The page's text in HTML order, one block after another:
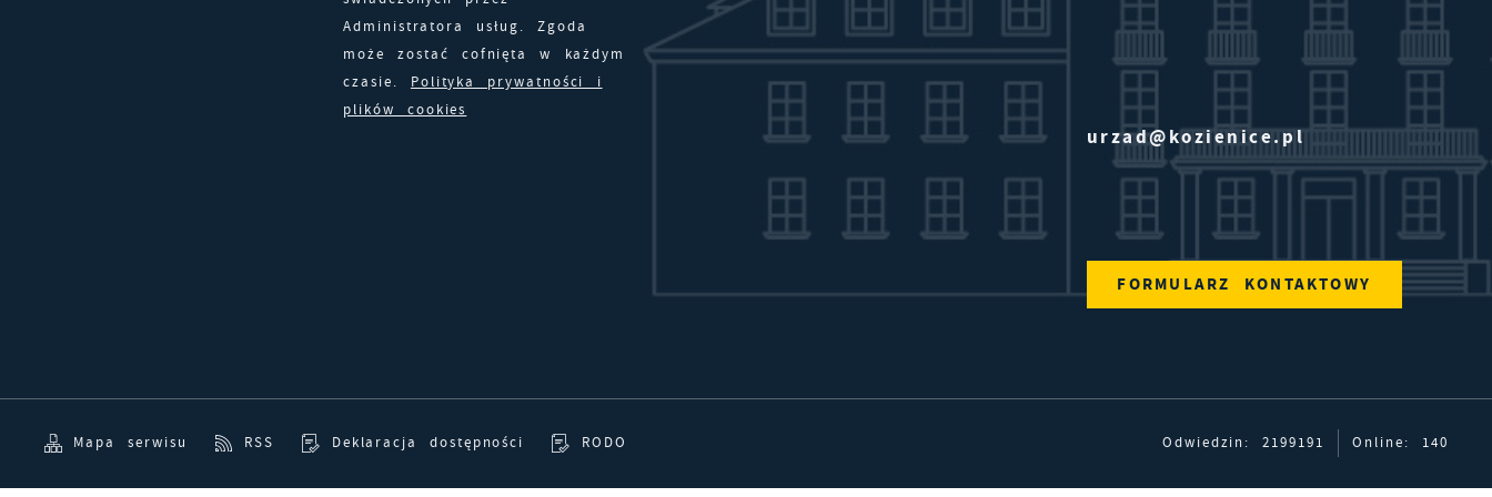
Administratora usług. Zgoda
może zostać cofnięta w każdym
czasie. Polityka prywatności i
plików cookies
urzad@kozienice.pl
FORMULARZ KONTAKTOWY
Mapa serwisu RSS Deklaracja dostępności RODO Odwiedzin: 2199191 Online: 140
zakresie wykorzystywania witryny internetowej, miejsca oraz
częstotliwości, z jaką odwiedzane są nasze serwisy www. Dane
pozwalają nam na ocenę naszych serwisów internetowych pod
względem ich popularności wśród użytkowników. Zgromadzone
informacje są przetwarzane w formie zanonimizowanej. Wyrażenie
zgody na analityczne pliki cookies gwarantuje dostępność
Reklamowe
Dzięki reklamowym plikom cookies prezentujemy Ci najciekawsze
Promocyjne pliki cookies służą do prezentowania Ci naszych
komunikatów na podstawie analizy Twoich upodobań oraz